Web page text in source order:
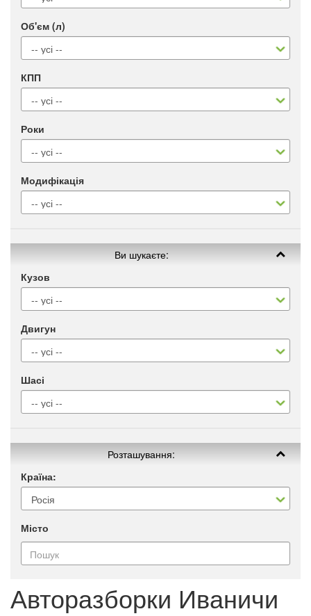
Об'єм (л)
КПП
Роки
Модифікація
Ви шукаєте:
Кузов
Двигун
Шасі
Розташування:
Країна:
Місто
Авторазборки Иваничи